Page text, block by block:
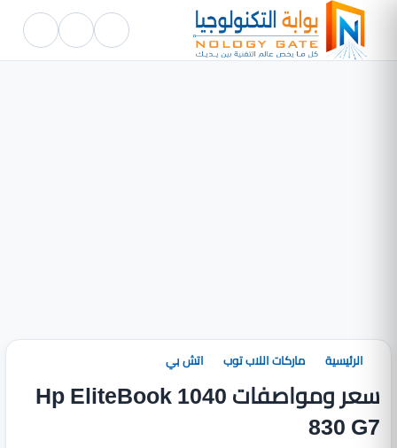
الرئيسية ماركات اللاب توب اتش بي
سعر ومواصفات Hp EliteBook 1040
830 G7